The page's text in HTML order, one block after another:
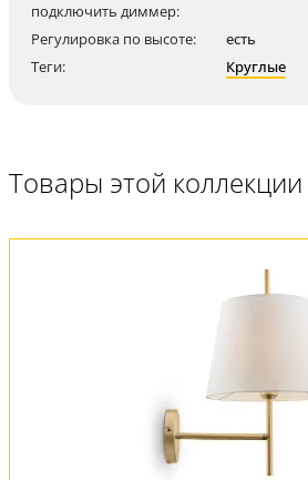
подключить диммер:
Регулировка по высоте:
есть
Теги:
Круглые
Товары этой коллекции